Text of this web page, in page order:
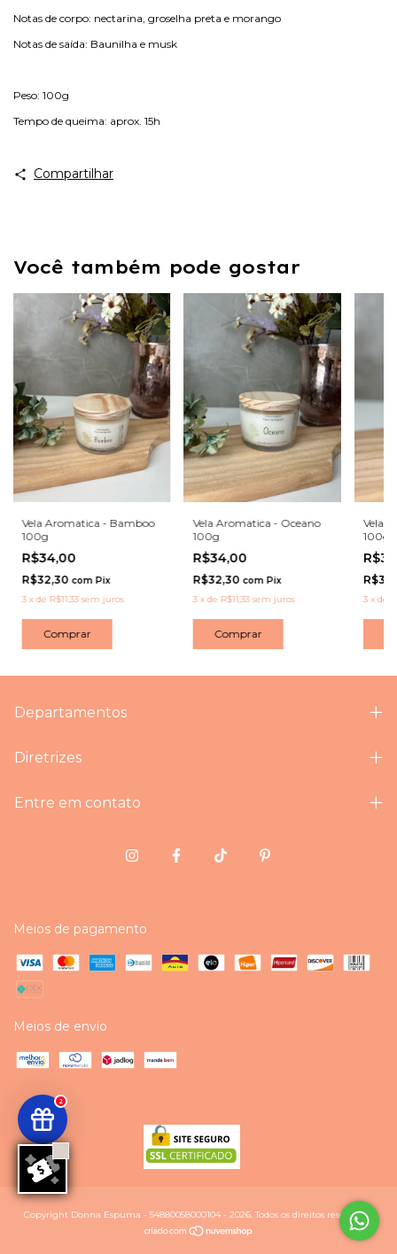
2
Notas de corpo: nectarina, groselha preta e morango
Notas de saída: Baunilha e musk
Peso: 100g
Tempo de queima: aprox. 15h
Compartilhar
Você também pode gostar
Vela Aromatica - Bamboo
100g
R$34,00
R$32,30 com Pix
3 xde R$11,33 sem juros
Comprar
Vela Aromatica - Oceano
100g
R$34,00
R$32,30 com Pix
3 xde R$11,33 sem juros
Comprar
Vela
100g
3 x de
Departamentos
Diretrizes
Entre em contato
Meios de pagamento
Meios de envio
Copyright Donna Espuma - 54880058000104 - 2026. Todos os direitos reservados.